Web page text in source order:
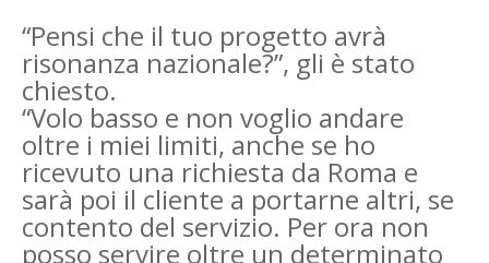
“Pensi che il tuo progetto avrà
risonanza nazionale?”, gli è stato
chiesto.
“Volo basso e non voglio andare
oltre i miei limiti, anche se ho
ricevuto una richiesta da Roma e
sarà poi il cliente a portarne altri, se
contento del servizio. Per ora non
posso servire oltre un determinato